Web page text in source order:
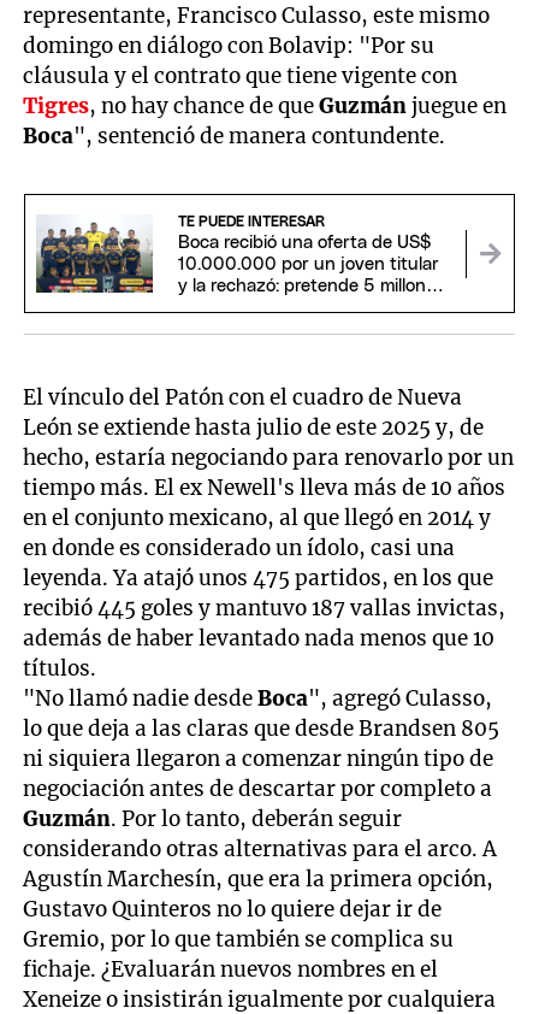
representante, Francisco Culasso, este mismo
domingo en diálogo con Bolavip: "Por su
cláusula y el contrato que tiene vigente con
Tigres, no hay chance de queGuzmánjuegue en
Boca", sentenció de manera contundente.
TE PUEDE INTERESAR
Boca recibió una oferta de US$
10.000.000 por un joven titular
y la rechazó: pretende 5 millones
El vínculo del Patón con el cuadro de Nueva
León se extiende hasta julio de este 2025 y, de
hecho, estaría negociando para renovarlo por un
tiempo más. El ex Newell's lleva más de 10 años
en el conjunto mexicano, al que llegó en 2014 y
en donde es considerado un ídolo, casi una
leyenda. Ya atajó unos 475 partidos, en los que
recibió 445 goles y mantuvo 187 vallas invictas,
además de haber levantado nada menos que 10
títulos.
"No llamó nadie desdeBoca", agregó Culasso,
lo que deja a las claras que desde Brandsen 805
ni siquiera llegaron a comenzar ningún tipo de
negociación antes de descartar por completo a
Guzmán. Por lo tanto, deberán seguir
considerando otras alternativas para el arco. A
Agustín Marchesín, que era la primera opción,
Gustavo Quinteros no lo quiere dejar ir de
Gremio, por lo que también se complica su
fichaje. ¿Evaluarán nuevos nombres en el
Xeneize o insistirán igualmente por cualquiera